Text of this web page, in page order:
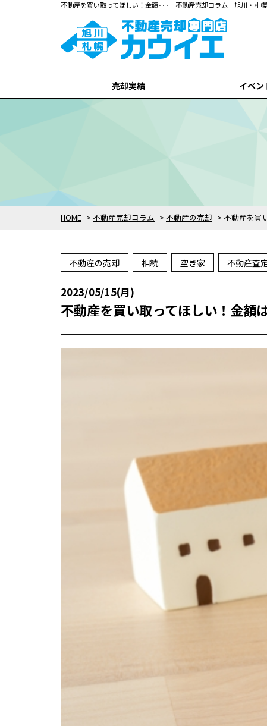
不動産を買い取ってほしい！金額･･･｜不動産売却コラム｜旭川・札
売却実績
全て
旭川市
札幌市
イベン
HOME > 不動産売却コラム > 不動産の売却 > 不動産を買
不動産の売却 相続 空き家 不動産査
2023/05/15(月)
不動産を買い取ってほしい！金額